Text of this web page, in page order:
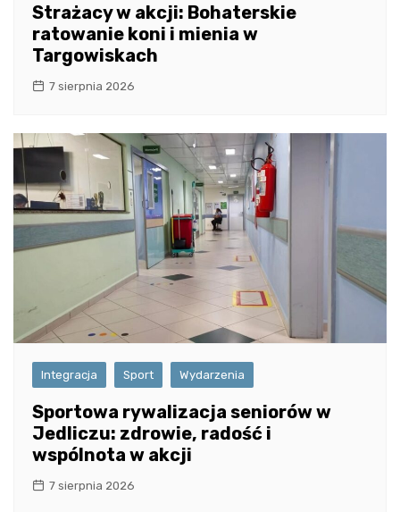
Strażacy w akcji: Bohaterskie
ratowanie koni i mienia w
Targowiskach
7 sierpnia 2026
Integracja Sport Wydarzenia
Sportowa rywalizacja seniorów w
Jedliczu: zdrowie, radość i
wspólnota w akcji
7 sierpnia 2026